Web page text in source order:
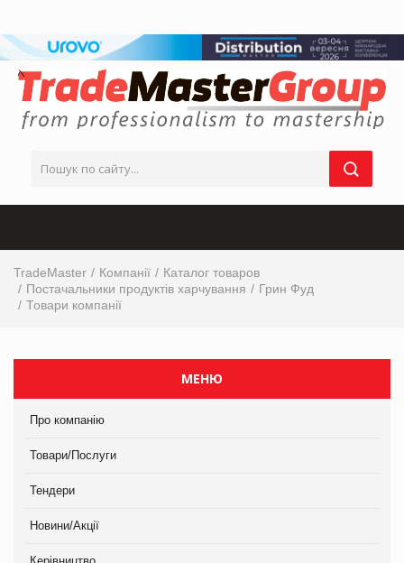
TradeMaster Компанії
Каталог товаров
Постачальники продуктів харчування
Грин Фуд
Товари компанії
МЕНЮ
Про компанію
Товари/Послуги
Тендери
Новини/Акції